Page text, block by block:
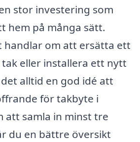
stor investering som
hem på många sätt.
handlar om att ersätta ett
eller installera ett nytt
alltid en god idé att
för takbyte i
att samla in minst tre
du en bättre översikt